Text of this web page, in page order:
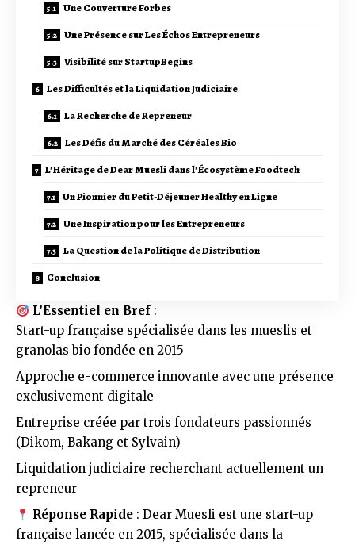
Une Couverture Forbes
Une Présence sur Les Échos Entrepreneurs
Visibilité sur StartupBegins
Les Difficultés et la Liquidation Judiciaire
La Recherche de Repreneur
Les Défis du Marché des Céréales Bio
L’Héritage de Dear Muesli dans l’Écosystème Foodtech
Un Pionnier du Petit-Déjeuner Healthy en Ligne
Une Inspiration pour les Entrepreneurs
La Question de la Politique de Distribution
Conclusion
L’Essentiel en Bref :
Start-up française spécialisée dans les mueslis et
granolas bio fondée en 2015
Approche e-commerce innovante avec une présence
exclusivement digitale
Entreprise créée par trois fondateurs passionnés
(Dikom, Bakang et Sylvain)
Liquidation judiciaire recherchant actuellement un
repreneur
Réponse Rapide : Dear Muesli est une start-up
française lancée en 2015, spécialisée dans la